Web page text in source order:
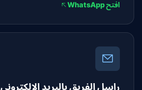
افتح WhatsApp
راسل الفريق بالبريد الإلكتروني